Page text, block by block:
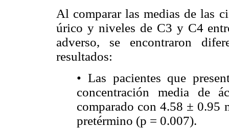
Al comparar las medias de las
úrico y niveles de C3 y C4
adverso, se encontraron
resultados:
• Las pacientes que
concentración media de
comparado con 4.58 ± 0.95
pretérmino (p = 0.007).